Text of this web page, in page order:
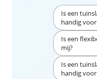
Is een
handig
Is een
mij?
Is een
handig